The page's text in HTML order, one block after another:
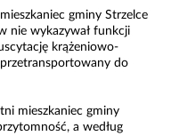
gminy Strzelce
nie wykazywał funkcji
krążeniowo-
do
mieszkaniec gminy
a według